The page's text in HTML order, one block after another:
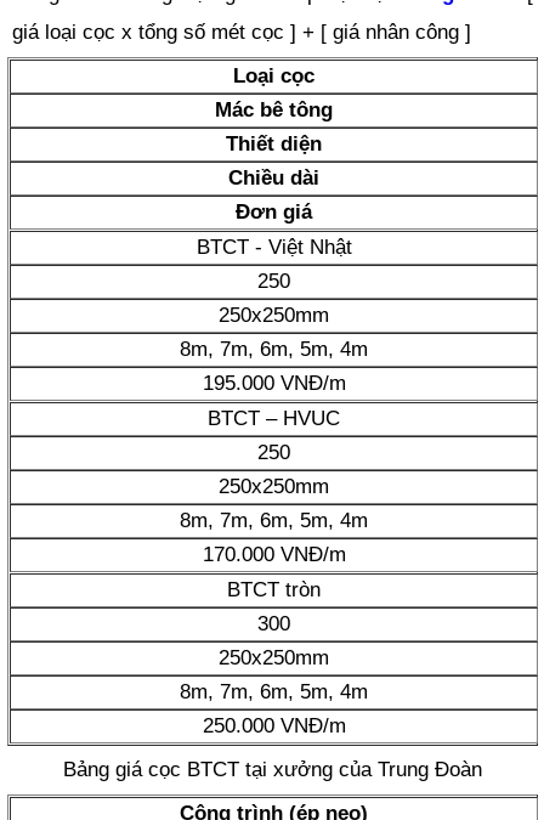
giá loại cọc x tổng số mét cọc ] + [ giá nhân công ]
Loại cọc
Mác bê tông
Thiết diện
Chiều dài
Đơn giá
BTCT - Việt Nhật
250
250x250mm
8m, 7m, 6m, 5m, 4m
195.000 VNĐ/m
BTCT – HVUC
250
250x250mm
8m, 7m, 6m, 5m, 4m
170.000 VNĐ/m
BTCT tròn
300
250x250mm
8m, 7m, 6m, 5m, 4m
250.000 VNĐ/m
Bảng giá cọc BTCT tại xưởng của Trung Đoàn
Công trình (ép neo)